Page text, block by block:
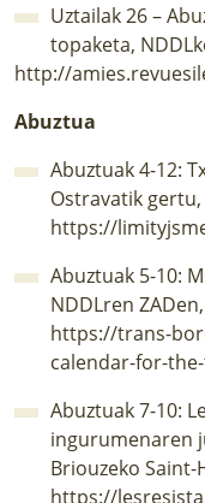
Uztailak 26 –
topaketa,
http://
Abuztua
Abuztuak 4-12:
Ostravatik
https://
Abuztuak 5-10:
NDDLren
https://trans-
calendar-for-
Abuztuak 7-10:
ingurumenaren
Briouzeko
https://